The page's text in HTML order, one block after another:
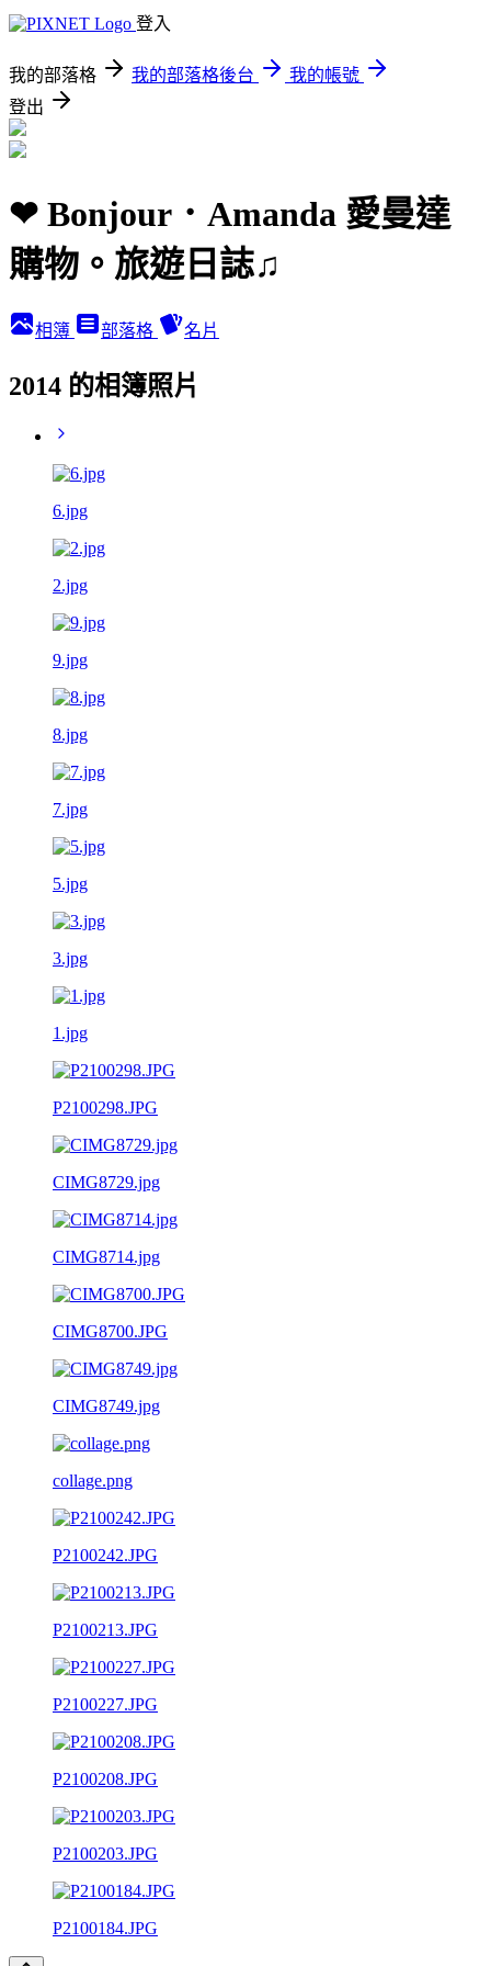
登入
我的部落格 我的部落格後台
我的帳號
登出
❤ Bonjour．Amanda 愛曼達
購物。旅遊日誌♫
相簿 部落格 名片
2014 的相簿照片
6.jpg
2.jpg
9.jpg
8.jpg
7.jpg
5.jpg
3.jpg
1.jpg
P2100298.JPG
CIMG8729.jpg
CIMG8714.jpg
CIMG8700.JPG
CIMG8749.jpg
collage.png
P2100242.JPG
P2100213.JPG
P2100227.JPG
P2100208.JPG
P2100203.JPG
P2100184.JPG